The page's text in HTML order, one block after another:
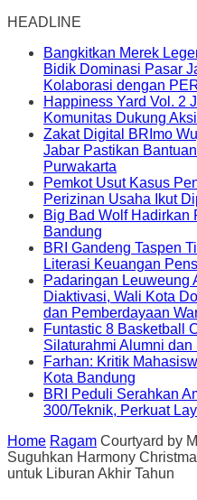
HEADLINE
Bangkitkan Merek
Bidik Dominasi Pasar
Kolaborasi dengan
Happiness Yard Vol. 2
Komunitas Dukung
Zakat Digital BRImo
Jabar Pastikan
Purwakarta
Pemkot Usut Kasus
Perizinan Usaha Ikut
Big Bad Wolf Hadirkan
Bandung
BRI Gandeng Taspen
Literasi Keuangan
Padaringan Leuweung
Diaktivasi, Wali Kota
dan Pemberdayaan
Funtastic 8 Basketball
Silaturahmi Alumni
Farhan: Kritik
Kota Bandung
BRI Peduli Serahkan
300/Teknik, Perkuat
Home Ragam Courtyard by
Suguhkan Harmony
untuk Liburan Akhir Tahun